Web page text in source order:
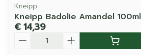
Kneipp
Kneipp Badolie Amandel 100ml
€ 14,39